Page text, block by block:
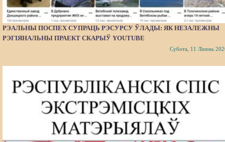
РЭАЛЬНЫ ПОСПЕХ СУПРАЦЬ РЭСУРСУ ЎЛАДЫ: ЯК НЕЗАЛЕЖНЫ
РЭГІЯНАЛЬНЫ ПРАЕКТ СКАРЫЎ YOUTUBE
Субота, 11 Ліпень